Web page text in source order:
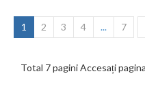
1 2 3 4 ... 7
Total 7 pagini Accesați pagina